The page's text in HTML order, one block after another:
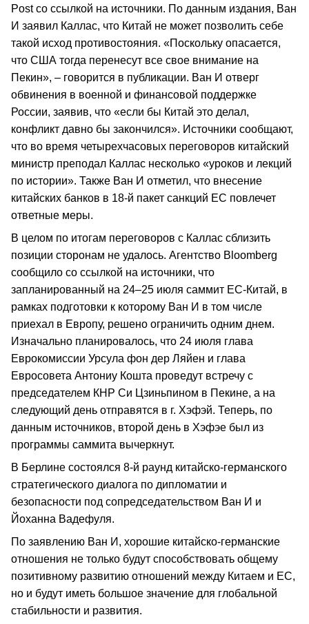
Post со ссылкой на источники. По данным издания, Ван
И заявил Каллас, что Китай не может позволить себе
такой исход противостояния. «Поскольку опасается,
что США тогда перенесут все свое внимание на
Пекин», – говорится в публикации. Ван И отверг
обвинения в военной и финансовой поддержке
России, заявив, что «если бы Китай это делал,
конфликт давно бы закончился». Источники сообщают,
что во время четырехчасовых переговоров китайский
министр преподал Каллас несколько «уроков и лекций
по истории». Также Ван И отметил, что внесение
китайских банков в 18-й пакет санкций ЕС повлечет
ответные меры.
В целом по итогам переговоров с Каллас сблизить
позиции сторонам не удалось. Агентство Bloomberg
сообщило со ссылкой на источники, что
запланированный на 24–25 июля саммит ЕС-Китай, в
рамках подготовки к которому Ван И в том числе
приехал в Европу, решено ограничить одним днем.
Изначально планировалось, что 24 июля глава
Еврокомиссии Урсула фон дер Ляйен и глава
Евросовета Антониу Кошта проведут встречу с
председателем КНР Си Цзиньпином в Пекине, а на
следующий день отправятся в г. Хэфэй. Теперь, по
данным источников, второй день в Хэфэе был из
программы саммита вычеркнут.
В Берлине состоялся 8-й раунд китайско-германского
стратегического диалога по дипломатии и
безопасности под сопредседательством Ван И и
Йоханна Вадефуля.
По заявлению Ван И, хорошие китайско-германские
отношения не только будут способствовать общему
позитивному развитию отношений между Китаем и ЕС,
но и будут иметь большое значение для глобальной
стабильности и развития.